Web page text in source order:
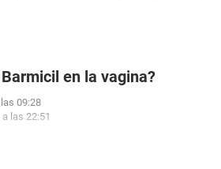
en la vagina?
09:28
las 22:51